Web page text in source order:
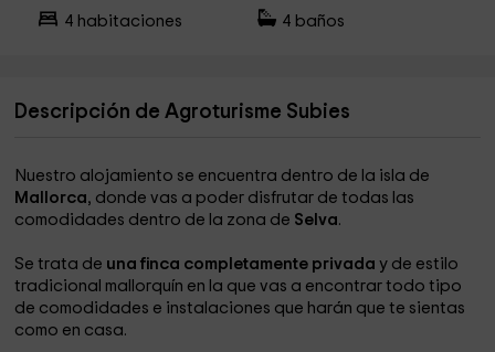
4 habitaciones 4 baños
Descripción de Agroturisme Subies
Nuestro alojamiento se encuentra dentro de la isla de
Mallorca, donde vas a poder disfrutar de todas las
comodidades dentro de la zona de Selva.
Se trata de una finca completamente privaday de estilo
tradicional mallorquín en la que vas a encontrar todo tipo
de comodidades e instalaciones que harán que te sientas
como en casa.